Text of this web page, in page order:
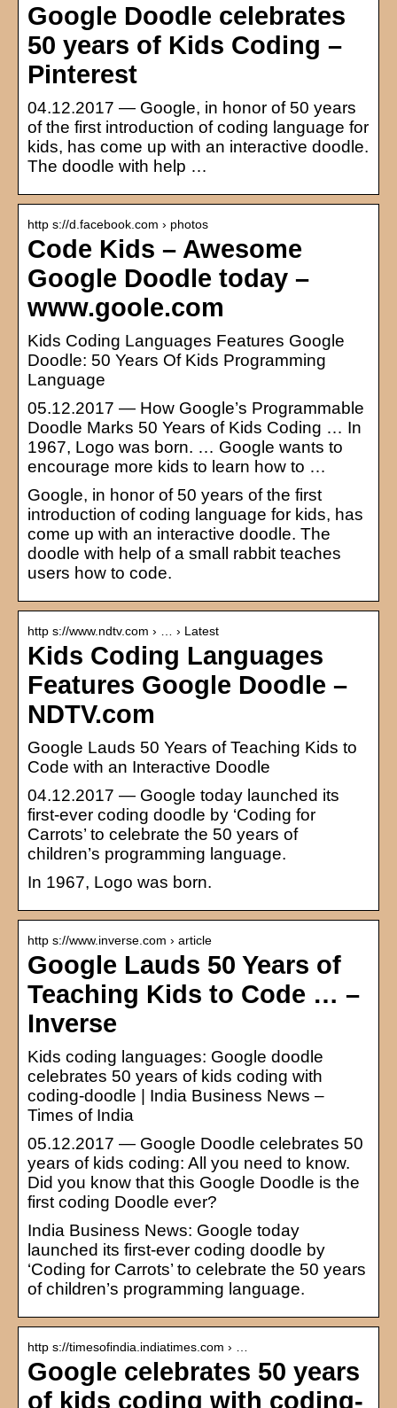
Google Doodle celebrates
50 years of Kids Coding –
Pinterest
04.12.2017 — Google, in honor of 50 years
of the first introduction of coding language for
kids, has come up with an interactive doodle.
The doodle with help …
http s://d.facebook.com › photos
Code Kids – Awesome
Google Doodle today –
www.goole.com
Kids Coding Languages Features Google
Doodle: 50 Years Of Kids Programming
Language
05.12.2017 — How Google’s Programmable
Doodle Marks 50 Years of Kids Coding … In
1967, Logo was born. … Google wants to
encourage more kids to learn how to …
Google, in honor of 50 years of the first
introduction of coding language for kids, has
come up with an interactive doodle. The
doodle with help of a small rabbit teaches
users how to code.
http s://www.ndtv.com › … › Latest
Kids Coding Languages
Features Google Doodle –
NDTV.com
Google Lauds 50 Years of Teaching Kids to
Code with an Interactive Doodle
04.12.2017 — Google today launched its
first-ever coding doodle by ‘Coding for
Carrots’ to celebrate the 50 years of
children’s programming language.
In 1967, Logo was born.
http s://www.inverse.com › article
Google Lauds 50 Years of
Teaching Kids to Code … –
Inverse
Kids coding languages: Google doodle
celebrates 50 years of kids coding with
coding-doodle | India Business News –
Times of India
05.12.2017 — Google Doodle celebrates 50
years of kids coding: All you need to know.
Did you know that this Google Doodle is the
first coding Doodle ever?
India Business News: Google today
launched its first-ever coding doodle by
‘Coding for Carrots’ to celebrate the 50 years
of children’s programming language.
http s://timesofindia.indiatimes.com › …
Google celebrates 50 years
of kids coding with coding-